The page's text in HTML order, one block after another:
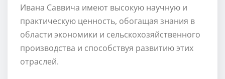
Ивана Саввича имеют высокую научную и
практическую ценность, обогащая знания в
области экономики и сельскохозяйственного
производства и способствуя развитию этих
отраслей.